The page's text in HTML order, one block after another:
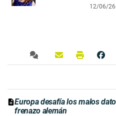
12/06/26
Europa desafía los malos
frenazo alemán